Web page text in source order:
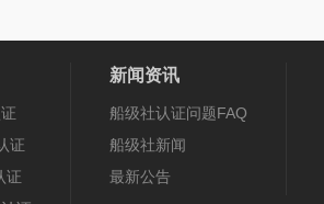
证
证
新闻资讯
船级社认证问题FAQ
船级社新闻
最新公告